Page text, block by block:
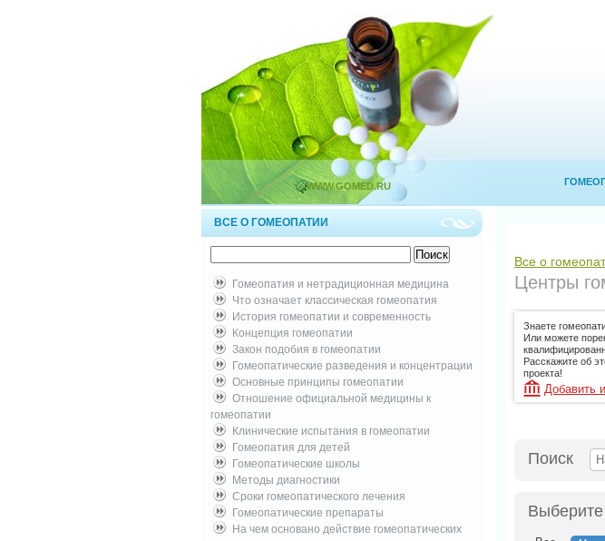
WWW.GOMED.RU
ВСЕ О ГОМЕОПАТИИ
Гомеопатия и нетрадиционная медицина
Что означает классическая гомеопатия
История гомеопатии и современность
Концепция гомеопатии
Закон подобия в гомеопатии
Гомеопатические разведения и концентрации
Основные принципы гомеопатии
Отношение официальной медицины к
гомеопатии
Клинические испытания в гомеопатии
Гомеопатия для детей
Гомеопатические школы
Методы диагностики
Сроки гомеопатического лечения
Гомеопатические препараты
На чем основано действие гомеопатических
Все о
Центры
Знаете
Или можете
Расскажите об
проекта!
Добавить
Поиск